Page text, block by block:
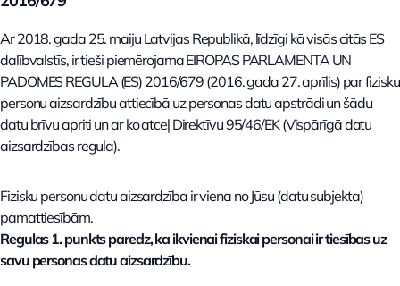
Ar 2018. gada 25. maiju Latvijas Republikā, līdzīgi kā visās citās ES
dalībvalstīs, ir tieši piemērojama EIROPAS PARLAMENTA UN
PADOMES REGULA (ES) 2016/679 (2016. gada 27. aprīlis) par fizisku
personu aizsardzību attiecībā uz personas datu apstrādi un šādu
datu brīvu apriti un ar ko atceļ Direktīvu 95/46/EK (Vispārīgā datu
aizsardzības regula).
Fizisku personu datu aizsardzība ir viena no Jūsu (datu subjekta)
pamattiesībām.
Regulas 1. punkts paredz, ka ikvienai fiziskai personai ir tiesības uz
savu personas datu aizsardzību.